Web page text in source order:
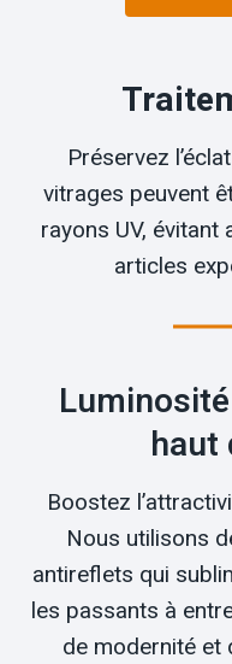
Préservez
vitrages peuvent
rayons UV,
articles
haut
Boostez
Nous utilisons
antireflets qui
les passants à
de modernité et